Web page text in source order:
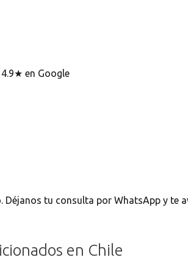
4.9★ en Google
tu consulta por WhatsApp y te
en Chile